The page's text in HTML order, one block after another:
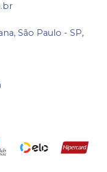
São Paulo - SP,